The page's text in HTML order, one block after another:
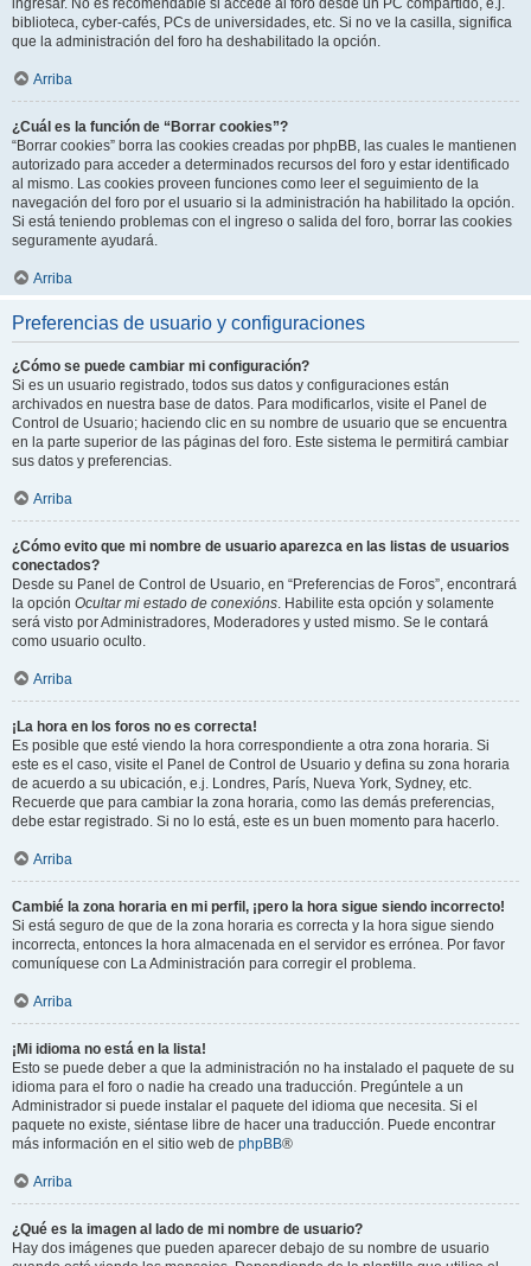
ingresar. No es recomendable si accede al foro desde un PC compartido, e.j.
biblioteca, cyber-cafés, PCs de universidades, etc. Si no ve la casilla, significa
que la administración del foro ha deshabilitado la opción.
Arriba
¿Cuál es la función de “Borrar cookies”?
“Borrar cookies” borra las cookies creadas por phpBB, las cuales le mantienen
autorizado para acceder a determinados recursos del foro y estar identificado
al mismo. Las cookies proveen funciones como leer el seguimiento de la
navegación del foro por el usuario si la administración ha habilitado la opción.
Si está teniendo problemas con el ingreso o salida del foro, borrar las cookies
seguramente ayudará.
Arriba
Preferencias de usuario y configuraciones
¿Cómo se puede cambiar mi configuración?
Si es un usuario registrado, todos sus datos y configuraciones están
archivados en nuestra base de datos. Para modificarlos, visite el Panel de
Control de Usuario; haciendo clic en su nombre de usuario que se encuentra
en la parte superior de las páginas del foro. Este sistema le permitirá cambiar
sus datos y preferencias.
Arriba
¿Cómo evito que mi nombre de usuario aparezca en las listas de usuarios
conectados?
Desde su Panel de Control de Usuario, en “Preferencias de Foros”, encontrará
la opción Ocultar mi estado de conexións. Habilite esta opción y solamente
será visto por Administradores, Moderadores y usted mismo. Se le contará
como usuario oculto.
Arriba
¡La hora en los foros no es correcta!
Es posible que esté viendo la hora correspondiente a otra zona horaria. Si
este es el caso, visite el Panel de Control de Usuario y defina su zona horaria
de acuerdo a su ubicación, e.j. Londres, París, Nueva York, Sydney, etc.
Recuerde que para cambiar la zona horaria, como las demás preferencias,
debe estar registrado. Si no lo está, este es un buen momento para hacerlo.
Arriba
Cambié la zona horaria en mi perfil, ¡pero la hora sigue siendo incorrecto!
Si está seguro de que de la zona horaria es correcta y la hora sigue siendo
incorrecta, entonces la hora almacenada en el servidor es errónea. Por favor
comuníquese con La Administración para corregir el problema.
Arriba
¡Mi idioma no está en la lista!
Esto se puede deber a que la administración no ha instalado el paquete de su
idioma para el foro o nadie ha creado una traducción. Pregúntele a un
Administrador si puede instalar el paquete del idioma que necesita. Si el
paquete no existe, siéntase libre de hacer una traducción. Puede encontrar
más información en el sitio web de phpBB®
Arriba
¿Qué es la imagen al lado de mi nombre de usuario?
Hay dos imágenes que pueden aparecer debajo de su nombre de usuario